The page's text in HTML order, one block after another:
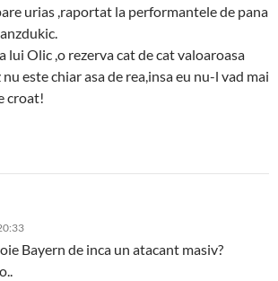
urias ,raportat la performantele de pana
lui Olic ,o rezerva cat de cat valoaroasa
este chiar asa de rea,insa eu nu-l vad mai
croat!
Bayern de inca un atacant masiv?